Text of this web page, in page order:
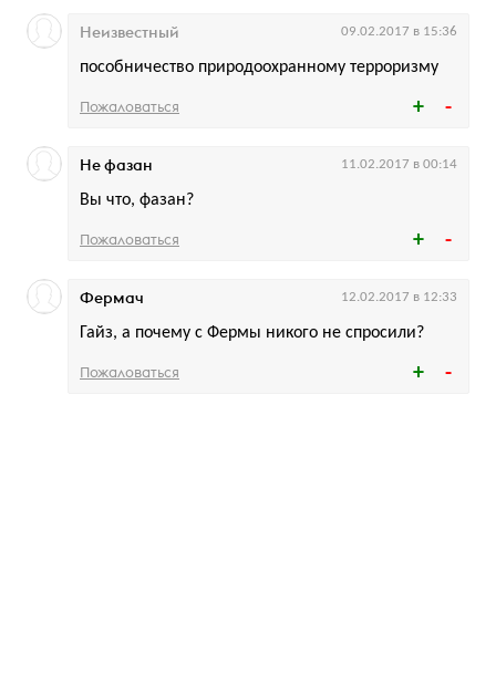
пособничество природоохранному терроризму
Неизвестный 09.02.2017 в 15:36
Пожаловаться
Вы что, фазан?
Не фазан 11.02.2017 в 00:14
Пожаловаться
Гайз, а почему с Фермы никого не спросили?
Фермач 12.02.2017 в 12:33
Пожаловаться